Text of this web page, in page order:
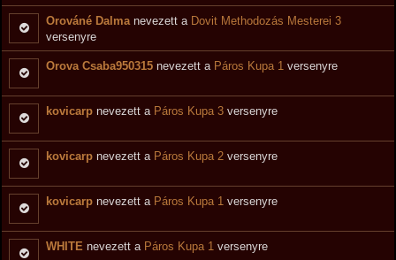
Orováné Dalma nevezett a Dovit Methodozás Mesterei 3
versenyre
Orova Csaba950315 nevezett a Páros Kupa 1 versenyre
kovicarp nevezett a Páros Kupa 3 versenyre
kovicarp nevezett a Páros Kupa 2 versenyre
kovicarp nevezett a Páros Kupa 1 versenyre
WHITE nevezett a Páros Kupa 1 versenyre